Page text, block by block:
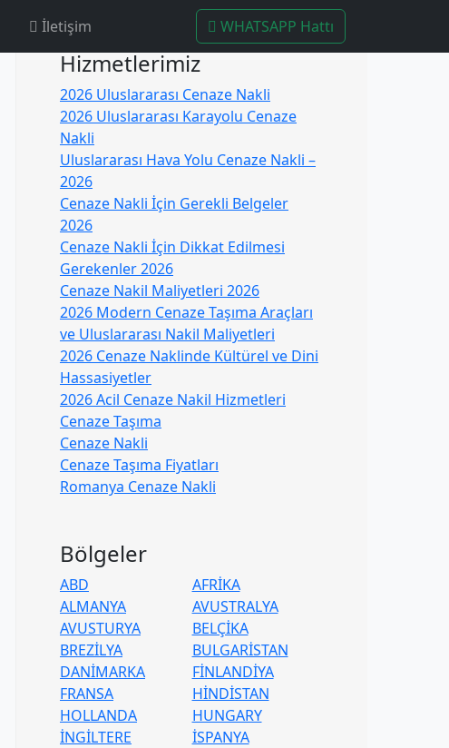
İletişim WHATSAPP Hattı
Hizmetlerimiz
2026 Uluslararası Cenaze Nakli
2026 Uluslararası Karayolu Cenaze
Nakli
Uluslararası Hava Yolu Cenaze Nakli –
2026
Cenaze Nakli İçin Gerekli Belgeler
2026
Cenaze Nakli İçin Dikkat Edilmesi
Gerekenler 2026
Cenaze Nakil Maliyetleri 2026
2026 Modern Cenaze Taşıma Araçları
ve Uluslararası Nakil Maliyetleri
2026 Cenaze Naklinde Kültürel ve Dini
Hassasiyetler
2026 Acil Cenaze Nakil Hizmetleri
Cenaze Taşıma
Cenaze Nakli
Cenaze Taşıma Fiyatları
Romanya Cenaze Nakli
Bölgeler
ABD
AFRİKA
ALMANYA
AVUSTRALYA
AVUSTURYA
BELÇİKA
BREZİLYA
BULGARİSTAN
DANİMARKA
FİNLANDİYA
FRANSA
HİNDİSTAN
HOLLANDA
HUNGARY
İNGİLTERE
İSPANYA